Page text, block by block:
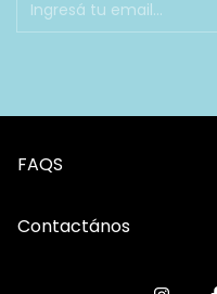
FAQS
Contactános